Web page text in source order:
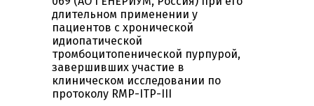
длительном применении у
пациентов с хронической
идиопатической
тромбоцитопенической пурпурой,
завершивших участие в
клиническом исследовании по
протоколу RMP-ITP-III